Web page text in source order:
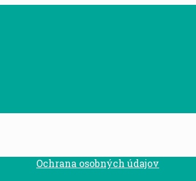
Ochrana osobných údajov